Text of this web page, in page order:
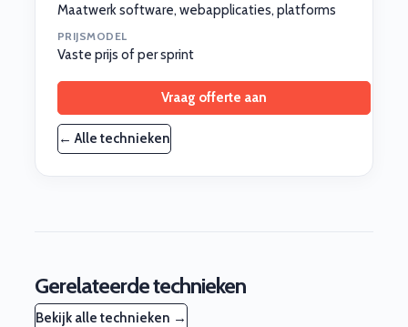
Maatwerk software, webapplicaties, platforms
PRIJSMODEL
Vaste prijs of per sprint
Vraag offerte aan
← Alle technieken
Gerelateerde technieken
Bekijk alle technieken →